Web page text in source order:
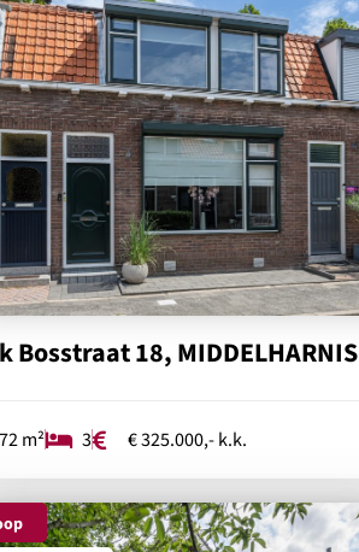
Bosstraat 18, MIDDELHARNIS
72 m² 3 € 325.000,- k.k.